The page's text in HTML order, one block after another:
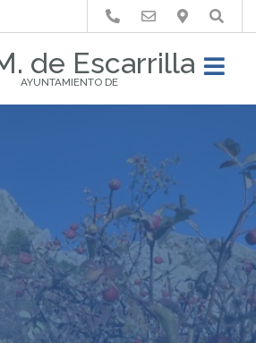
de Escarrilla
AYUNTAMIENTO DE
Buscar